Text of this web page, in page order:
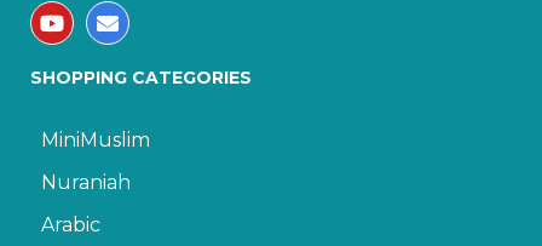
SHOPPING CATEGORIES
MiniMuslim
Nuraniah
Arabic